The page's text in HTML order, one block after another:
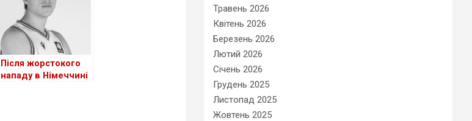
Після жорстокого
нападу в Німеччині
Травень 2026
Квітень 2026
Березень 2026
Лютий 2026
Січень 2026
Грудень 2025
Листопад 2025
Жовтень 2025